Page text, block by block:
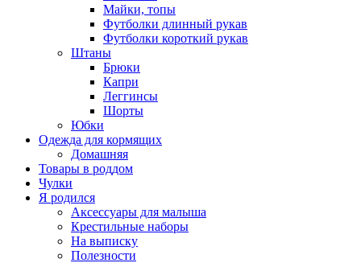
Майки, топы
Футболки длинный рукав
Футболки короткий рукав
Штаны
Брюки
Капри
Леггинсы
Шорты
Юбки
Одежда для кормящих
Домашняя
Товары в роддом
Чулки
Я родился
Аксессуары для малыша
Крестильные наборы
На выписку
Полезности